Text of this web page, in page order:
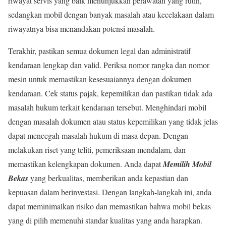
sedangkan mobil dengan banyak masalah atau kecelakaan dalam
riwayatnya bisa menandakan potensi masalah.
Terakhir, pastikan semua dokumen legal dan administratif
kendaraan lengkap dan valid. Periksa nomor rangka dan nomor
mesin untuk memastikan kesesuaiannya dengan dokumen
kendaraan. Cek status pajak, kepemilikan dan pastikan tidak ada
masalah hukum terkait kendaraan tersebut. Menghindari mobil
dengan masalah dokumen atau status kepemilikan yang tidak jelas
dapat mencegah masalah hukum di masa depan. Dengan
melakukan riset yang teliti, pemeriksaan mendalam, dan
memastikan kelengkapan dokumen. Anda dapatMemilih Mobil
Bekasyang berkualitas, memberikan anda kepastian dan
kepuasan dalam berinvestasi. Dengan langkah-langkah ini, anda
dapat meminimalkan risiko dan memastikan bahwa mobil bekas
yang di pilih memenuhi standar kualitas yang anda harapkan.